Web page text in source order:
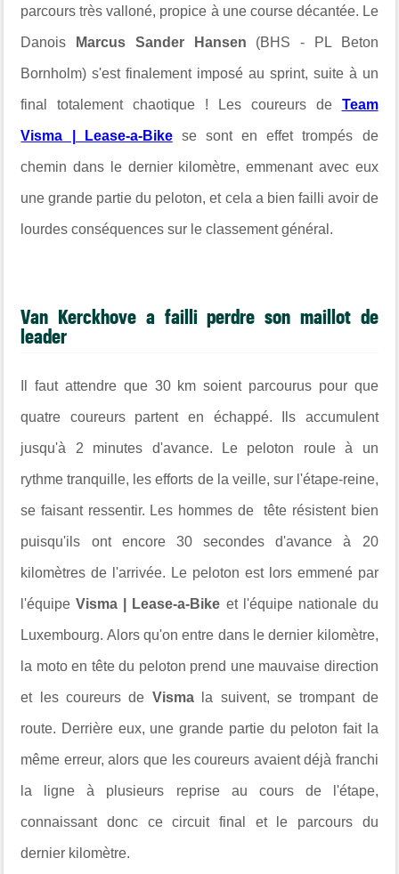
parcours très valloné, propice à une course décantée. Le
Danois Marcus Sander Hansen (BHS - PL Beton
Bornholm) s'est finalement imposé au sprint, suite à un
final totalement chaotique ! Les coureurs de Team
Visma | Lease-a-Bikese sont en effet trompés de
chemin dans le dernier kilomètre, emmenant avec eux
une grande partie du peloton, et cela a bien failli avoir de
lourdes conséquences sur le classement général.
Van Kerckhove a failli perdre son maillot de
leader
Il faut attendre que 30 km soient parcourus pour que
quatre coureurs partent en échappé. Ils accumulent
jusqu'à 2 minutes d'avance. Le peloton roule à un
rythme tranquille, les efforts de la veille, sur l'étape-reine,
se faisant ressentir. Les hommes de tête résistent bien
puisqu'ils ont encore 30 secondes d'avance à 20
kilomètres de l'arrivée. Le peloton est lors emmené par
l'équipe Visma | Lease-a-Bike et l'équipe nationale du
Luxembourg. Alors qu'on entre dans le dernier kilomètre,
la moto en tête du peloton prend une mauvaise direction
et les coureurs de Visma la suivent, se trompant de
route. Derrière eux, une grande partie du peloton fait la
même erreur, alors que les coureurs avaient déjà franchi
la ligne à plusieurs reprise au cours de l'étape,
connaissant donc ce circuit final et le parcours du
dernier kilomètre.